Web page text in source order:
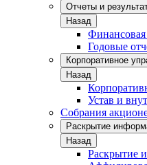
Отчеты и
Назад
Финансовая
Годовые
Корпоративное
Назад
Устав и
Собрания
Раскрытие
Назад
Раскрытие